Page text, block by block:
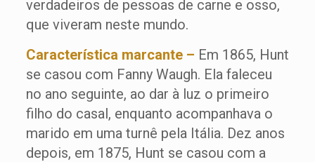
verdadeiros de pessoas de carne e osso,
que viveram neste mundo.
Característica marcante – Em 1865, Hunt
se casou com Fanny Waugh. Ela faleceu
no ano seguinte, ao dar à luz o primeiro
filho do casal, enquanto acompanhava o
marido em uma turnê pela Itália. Dez anos
depois, em 1875, Hunt se casou com a